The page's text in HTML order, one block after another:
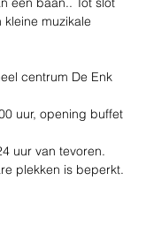
muzikale
centrum De Enk
uur, opening buffet
uur van tevoren.
plekken is beperkt.